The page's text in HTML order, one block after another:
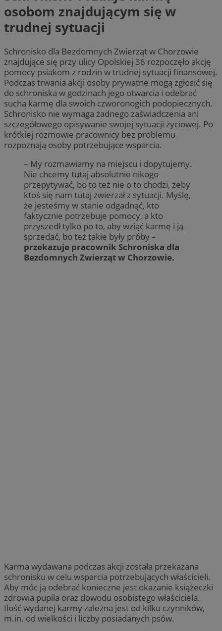
osobom znajdującym się w
trudnej sytuacji
Schronisko dla Bezdomnych Zwierząt w Chorzowie
znajdujące się przy ulicy Opolskiej 36 rozpoczęło akcję
pomocy psiakom z rodzin w trudnej sytuacji finansowej.
Podczas trwania akcji osoby prywatne mogą zgłosić się
do schroniska w godzinach jego otwarcia i odebrać
suchą karmę dla swoich czworonogich podopiecznych.
Schronisko nie wymaga żadnego zaświadczenia ani
szczegółowego opisywanie swojej sytuacji życiowej. Po
krótkiej rozmowie pracownicy bez problemu
rozpoznają osoby potrzebujące wsparcia.
– My rozmawiamy na miejscu i dopytujemy.
Nie chcemy tutaj absolutnie nikogo
przepytywać, bo to też nie o to chodzi, żeby
ktoś się nam tutaj zwierzał z sytuacji. Myślę,
że jesteśmy w stanie odgadnąć, kto
faktycznie potrzebuje pomocy, a kto
przyszedł tylko po to, aby wziąć karmę i ją
sprzedać, bo też takie były próby–
przekazuje pracownik Schroniska dla
Bezdomnych Zwierząt w Chorzowie.
Karma wydawana podczas akcji została przekazana
schronisku w celu wsparcia potrzebujących właścicieli.
Aby móc ją odebrać konieczne jest okazanie książeczki
zdrowia pupila oraz dowodu osobistego właściciela.
Ilość wydanej karmy zależna jest od kilku czynników,
m.in. od wielkości i liczby posiadanych psów.